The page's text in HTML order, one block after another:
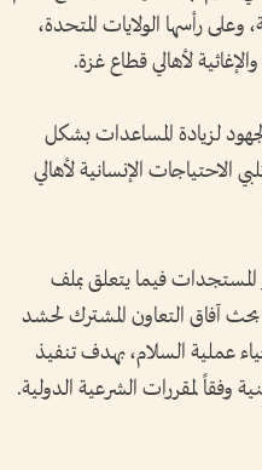
وعلى رأسها الولايات المتحدة،
لأهالي قطاع غزة.
لزيادة المساعدات بشكل
الإنسانية لأهالي
فيما يتعلق بملف
بحث آفاق التعاون المشترك لحشد
عملية السلام، بهدف تنفيذ
وفقاً لمقررات الشرعية الدولية.